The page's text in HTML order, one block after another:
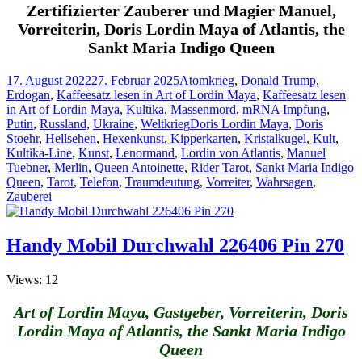
Zertifizierter Zauberer und Magier Manuel,
Vorreiterin, Doris Lordin Maya of Atlantis, the
Sankt Maria Indigo Queen
Veröffentlicht
am
17. August 202227. Februar 2025Kategorien
Atomkrieg, Donald Trump,
Erdogan, Kaffeesatz lesen in Art of Lordin Maya, Kaffeesatz lesen
in Art of Lordin Maya, Kultika, Massenmord, mRNA Impfung,
Putin, Russland, Ukraine, WeltkriegSchlagwörter
Doris Lordin Maya, Doris
Stoehr, Hellsehen, Hexenkunst, Kipperkarten, Kristalkugel, Kult,
Kultika-Line, Kunst, Lenormand, Lordin von Atlantis, Manuel
Tuebner, Merlin, Queen Antoinette, Rider Tarot, Sankt Maria Indigo
Queen, Tarot, Telefon, Traumdeutung, Vorreiter, Wahrsagen,
Zauberei
Handy Mobil Durchwahl 226406 Pin 270
Views: 12
Art of Lordin Maya, Gastgeber, Vorreiterin, Doris
Lordin Maya of Atlantis, the Sankt Maria Indigo
Queen